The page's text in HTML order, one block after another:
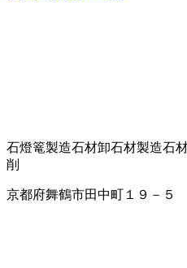
石燈篭製造石材卸石材製造石
削
京都府舞鶴市田中町１９－５